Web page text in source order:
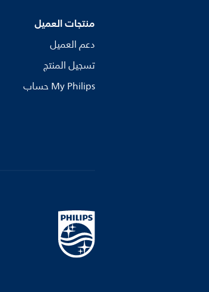
منتجات العميل
دعم العميل
تسجيل المنتج
My Philips حساب